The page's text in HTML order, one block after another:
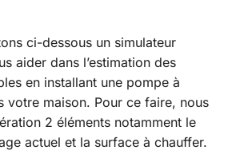
ci-dessous un simulateur
aider dans l’estimation des
en installant une pompe à
votre maison. Pour ce faire, nous
2 éléments notamment le
actuel et la surface à chauffer.